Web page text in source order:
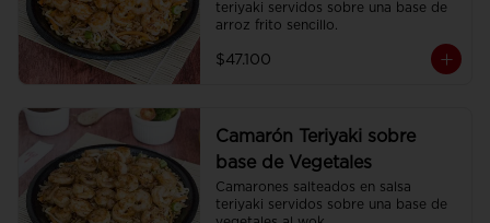
teriyaki servidos sobre una base de
arroz frito sencillo.
$47.100
Camarón Teriyaki sobre
base de Vegetales
Camarones salteados en salsa
teriyaki servidos sobre una base de